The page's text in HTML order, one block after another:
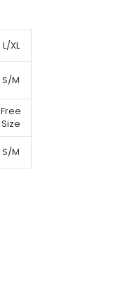
L/XL
S/M
Free
Size
S/M